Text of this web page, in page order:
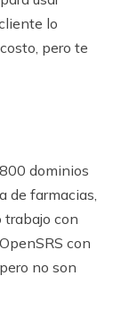
lo
pero te
dominios
de farmacias,
trabajo con
con
no son